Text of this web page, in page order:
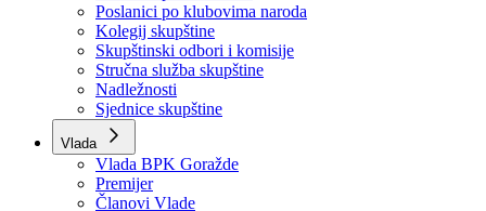
Skupština BPK Goražde
Rukovodstvo
Poslanici po strankama
Poslanici po klubovima naroda
Kolegij skupštine
Skupštinski odbori i komisije
Stručna služba skupštine
Nadležnosti
Sjednice skupštine
Vlada